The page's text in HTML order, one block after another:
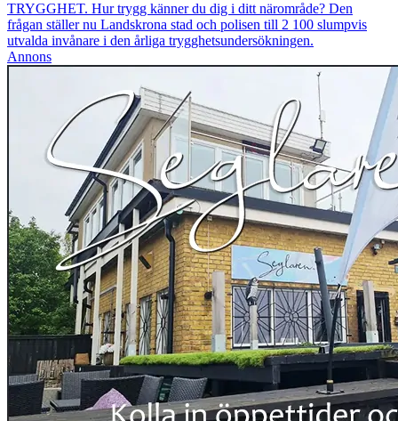
TRYGGHET. Hur trygg känner du dig i ditt närområde? Den
frågan ställer nu Landskrona stad och polisen till 2 100 slumpvis
utvalda invånare i den årliga trygghetsundersökningen.
Annons